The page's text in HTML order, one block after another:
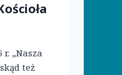
„Nasza
też